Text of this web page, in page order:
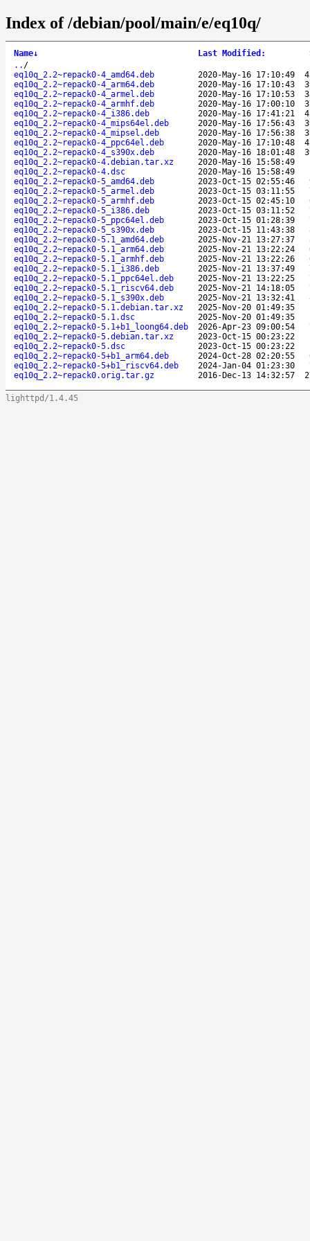
Index of /debian/pool/main/e/eq10q/
Name↓ Last Modified :
.. /
eq10q_2.2~repack0-4_amd64.deb
2020-May-16 17:10:49
eq10q_2.2~repack0-4_arm64.deb
2020-May-16 17:10:43
eq10q_2.2~repack0-4_armel.deb
2020-May-16 17:10:53
eq10q_2.2~repack0-4_armhf.deb
2020-May-16 17:00:10
eq10q_2.2~repack0-4_i386.deb
2020-May-16 17:41:21
eq10q_2.2~repack0-4_mips64el.deb
2020-May-16 17:56:43
eq10q_2.2~repack0-4_mipsel.deb
2020-May-16 17:56:38
eq10q_2.2~repack0-4_ppc64el.deb
2020-May-16 17:10:48
eq10q_2.2~repack0-4_s390x.deb
2020-May-16 18:01:48
eq10q_2.2~repack0-4.debian.tar.xz
2020-May-16 15:58:49
eq10q_2.2~repack0-4.dsc
2020-May-16 15:58:49
eq10q_2.2~repack0-5_amd64.deb
2023-Oct-15 02:55:46
eq10q_2.2~repack0-5_armel.deb
2023-Oct-15 03:11:55
eq10q_2.2~repack0-5_armhf.deb
2023-Oct-15 02:45:10
eq10q_2.2~repack0-5_i386.deb
2023-Oct-15 03:11:52
eq10q_2.2~repack0-5_ppc64el.deb
2023-Oct-15 01:28:39
eq10q_2.2~repack0-5_s390x.deb
2023-Oct-15 11:43:38
eq10q_2.2~repack0-5.1_amd64.deb
2025-Nov-21 13:27:37
eq10q_2.2~repack0-5.1_arm64.deb
2025-Nov-21 13:22:24
eq10q_2.2~repack0-5.1_armhf.deb
2025-Nov-21 13:22:26
eq10q_2.2~repack0-5.1_i386.deb
2025-Nov-21 13:37:49
eq10q_2.2~repack0-5.1_ppc64el.deb
2025-Nov-21 13:22:25
eq10q_2.2~repack0-5.1_riscv64.deb
2025-Nov-21 14:18:05
eq10q_2.2~repack0-5.1_s390x.deb
2025-Nov-21 13:32:41
eq10q_2.2~repack0-5.1.debian.tar.xz
2025-Nov-20 01:49:35
eq10q_2.2~repack0-5.1.dsc
2025-Nov-20 01:49:35
eq10q_2.2~repack0-5.1+b1_loong64.deb
2026-Apr-23 09:00:54
eq10q_2.2~repack0-5.debian.tar.xz
2023-Oct-15 00:23:22
eq10q_2.2~repack0-5.dsc
2023-Oct-15 00:23:22
eq10q_2.2~repack0-5+b1_arm64.deb
2024-Oct-28 02:20:55
eq10q_2.2~repack0-5+b1_riscv64.deb
2024-Jan-04 01:23:30
eq10q_2.2~repack0.orig.tar.gz
2016-Dec-13 14:32:57
lighttpd/1.4.45